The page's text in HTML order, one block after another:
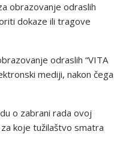
obrazovanje odraslih
dokaze ili tragove
odraslih “VITA
mediji, nakon čega
o zabrani rada ovoj
za koje tužilaštvo smatra